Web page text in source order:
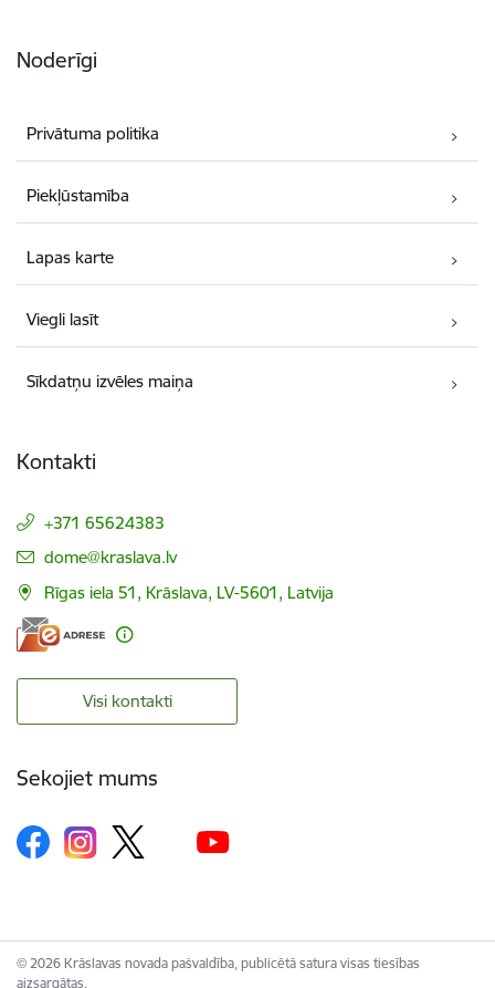
Noderīgi
Privātuma politika
Piekļūstamība
Lapas karte
Viegli lasīt
Sīkdatņu izvēles maiņa
Kontakti
+371 65624383
E-pasts:
dome@kraslava.lv
Rīgas iela 51, Krāslava, LV-5601, Latvija
Visi kontakti
Sekojiet mums
© 2026 Krāslavas novada pašvaldība, publicētā satura visas tiesības
aizsargātas.